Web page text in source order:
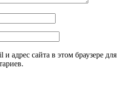
адрес сайта в этом браузере для